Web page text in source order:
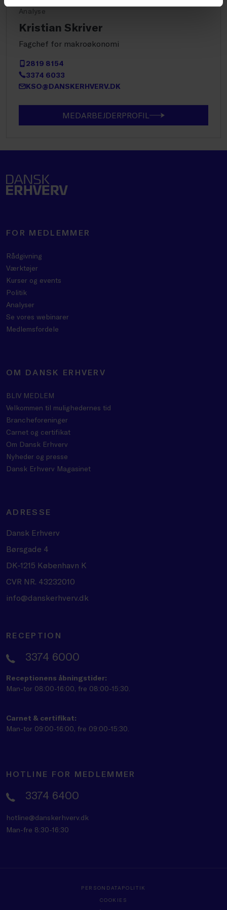
Analyse
Kristian Skriver
Fagchef for makroøkonomi
2819 8154
3374 6033
KSO@DANSKERHVERV.DK
MEDARBEJDERPROFIL
FOR MEDLEMMER
Rådgivning
Værktøjer
Kurser og events
Politik
Analyser
Se vores webinarer
Medlemsfordele
OM DANSK ERHVERV
BLIV MEDLEM
Velkommen til mulighedernes tid
Brancheforeninger
Carnet og certifikat
Om Dansk Erhverv
Nyheder og presse
Dansk Erhverv Magasinet
ADRESSE
Dansk Erhverv
Børsgade 4
DK-1215 København K
CVR NR. 43232010
info@danskerhverv.dk
RECEPTION
3374 6000
Receptionens åbningstider:
Man-tor 08:00-16:00, fre 08:00-15:30.
Carnet & certifikat:
Man-tor 09:00-16:00, fre 09:00-15:30.
HOTLINE FOR MEDLEMMER
3374 6400
hotline@danskerhverv.dk
Man-fre 8:30-16:30
PERSONDATAPOLITIK
COOKIES